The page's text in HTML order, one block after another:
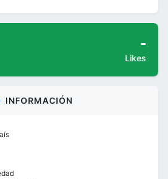
-
Likes
INFORMACIÓN